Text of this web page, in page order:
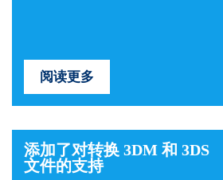
阅读更多
添加了对转换 3DM 和 3DS
文件的支持